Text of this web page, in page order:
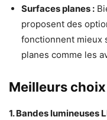
Surfaces planes :
proposent des
fonctionnent mieux
planes comme les
Meilleurs
1. Bandes lumineuses